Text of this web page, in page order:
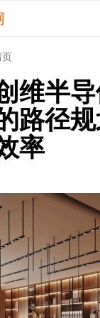
页
维半
路径
率